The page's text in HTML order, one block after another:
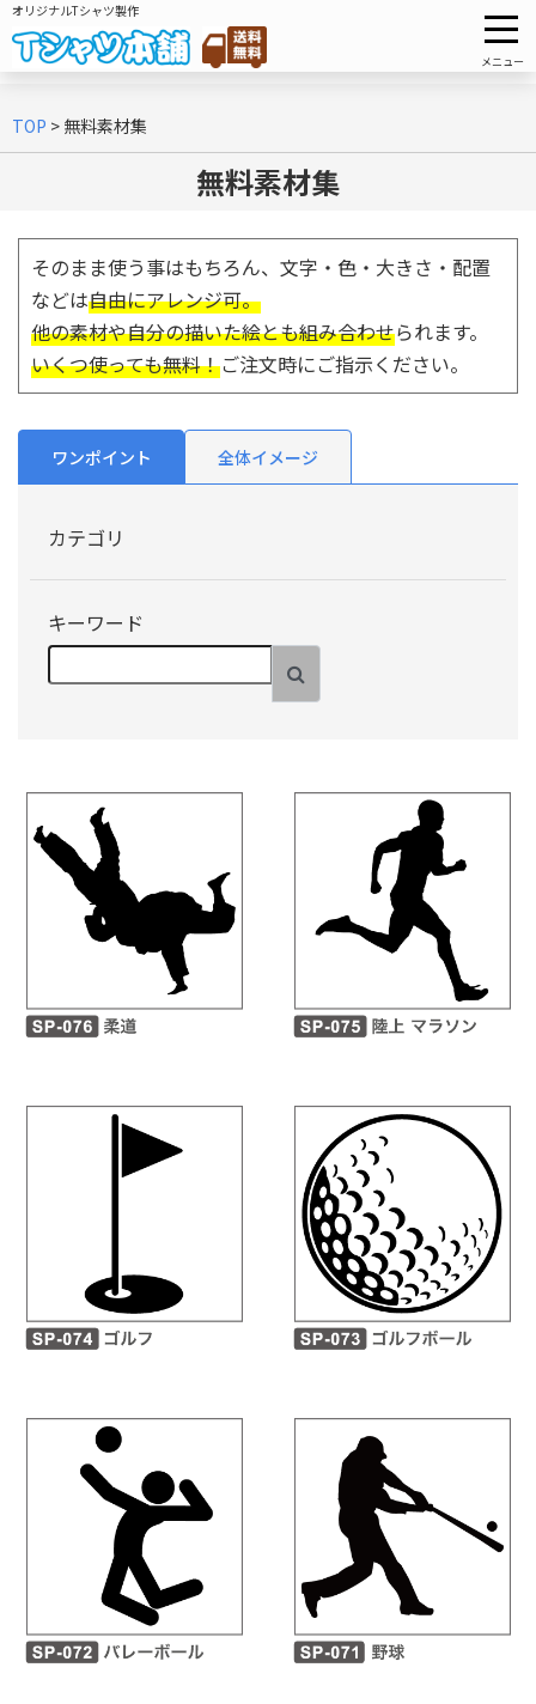
オリジナルTシャツ製作
メニュー
TOP > 無料素材集
無料素材集
そのまま使う事はもちろん、文字・色・大きさ・配置
などは自由にアレンジ可。
他の素材や自分の描いた絵とも組み合わせられます。
いくつ使っても無料！ご注文時にご指示ください。
ワンポイント 全体イメージ
カテゴリ
キーワード